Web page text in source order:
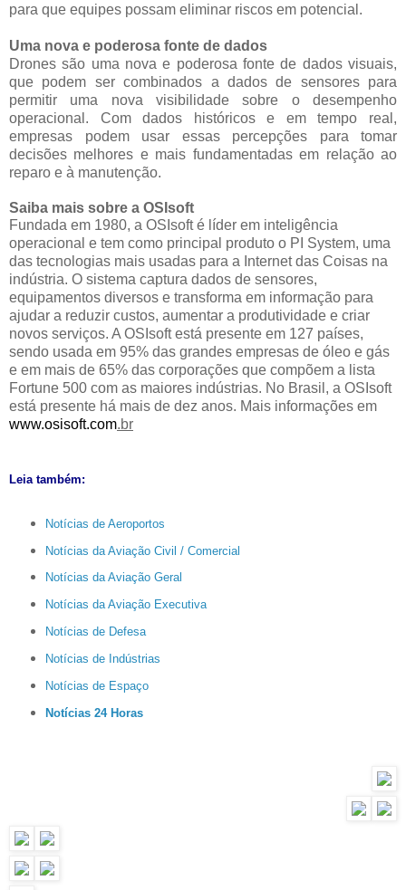
para que equipes possam eliminar riscos em potencial.
Uma nova e poderosa fonte de dados
Drones são uma nova e poderosa fonte de dados visuais,
que podem ser combinados a dados de sensores para
permitir uma nova visibilidade sobre o desempenho
operacional. Com dados históricos e em tempo real,
empresas podem usar essas percepções para tomar
decisões melhores e mais fundamentadas em relação ao
reparo e à manutenção.
Saiba mais sobre a OSIsoft
Fundada em 1980, a OSIsoft é líder em inteligência
operacional e tem como principal produto o PI System, uma
das tecnologias mais usadas para a Internet das Coisas na
indústria. O sistema captura dados de sensores,
equipamentos diversos e transforma em informação para
ajudar a reduzir custos, aumentar a produtividade e criar
novos serviços. A OSIsoft está presente em 127 países,
sendo usada em 95% das grandes empresas de óleo e gás
e em mais de 65% das corporações que compõem a lista
Fortune 500 com as maiores indústrias. No Brasil, a OSIsoft
está presente há mais de dez anos. Mais informações em
www.osisoft.com.br
Leia também:
Notícias de Aeroportos
Notícias da Aviação Civil / Comercial
Notícias da Aviação Geral
Notícias da Aviação Executiva
Notícias de Defesa
Notícias de Indústrias
Notícias de Espaço
Notícias 24 Horas